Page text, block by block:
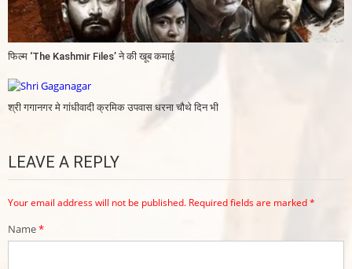
फिल्म ‘The Kashmir Files’ ने की खूब कमाई
श्री गगानगर मे गांधीवादी क्रमिक उपवास धरना चौथे दिन भी
LEAVE A REPLY
Your email address will not be published. Required fields are marked*
Name*